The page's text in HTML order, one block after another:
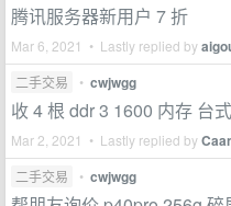
腾讯服务器新用户 7 折
Mar 6, 2021 • Lastly replied by
二手交易 • cwjwgg
收 4 根 ddr 3 1600 内存 台
Mar 2, 2021 • Lastly replied by
二手交易 • cwjwgg